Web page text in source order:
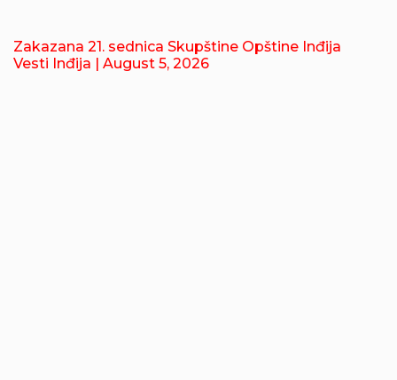
Zakazana 21. sednica Skupštine Opštine Inđija
Vesti Inđija | August 5, 2026